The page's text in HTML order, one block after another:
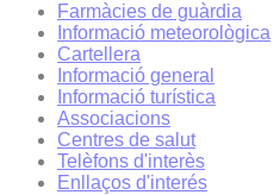
Farmàcies de guàrdia
Informació meteorològica
Cartellera
Informació general
Informació turística
Associacions
Centres de salut
Telèfons d'interès
Enllaços d'interés